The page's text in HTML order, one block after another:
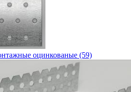
оцинкованые (59)